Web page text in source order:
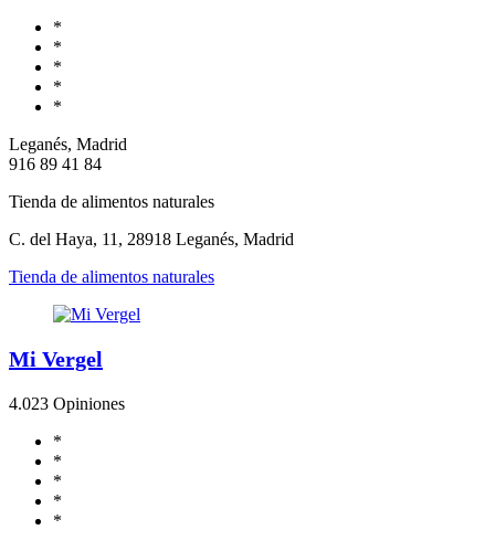
*
*
*
*
*
Leganés, Madrid
916 89 41 84
Tienda de alimentos naturales
C. del Haya, 11, 28918 Leganés, Madrid
Tienda de alimentos naturales
Mi Vergel
4.023 Opiniones
*
*
*
*
*